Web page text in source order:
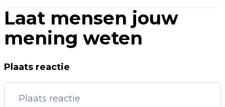
Laat mensen jouw
mening weten
Plaats reactie